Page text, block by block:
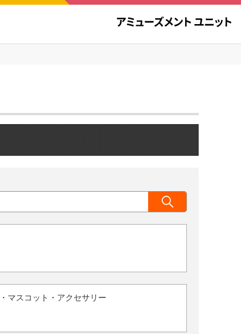
マスコット・アクセサリー